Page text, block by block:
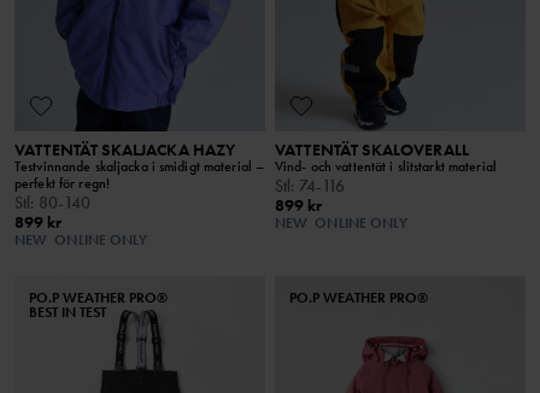
VATTENTÄT SKALJACKA HAZY
Testvinnande skaljacka i smidigt material –
perfekt för regn!
Stl: 80-140
899 kr
NEW ONLINE ONLY
VATTENTÄT SKALOVERALL
Vind- och vattentät i slitstarkt material
Stl: 74-116
899 kr
NEW ONLINE ONLY
PO.P WEATHER PRO®
BEST IN TEST
PO.P WEATHER PRO®